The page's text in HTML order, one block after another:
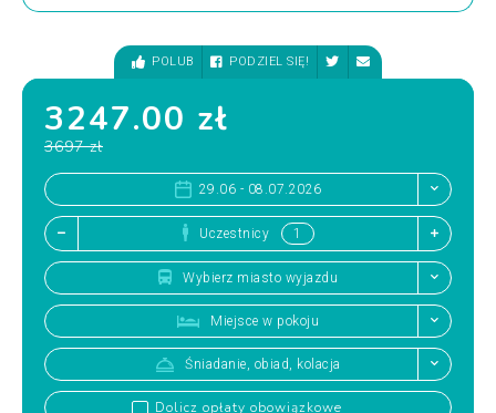
POLUB PODZIEL SIĘ!
3247.00 zł
3697 zł
29.06 - 08.07.2026
Uczestnicy
Wybierz miasto wyjazdu
Miejsce w pokoju
Śniadanie, obiad, kolacja
Dolicz opłaty obowiązkowe